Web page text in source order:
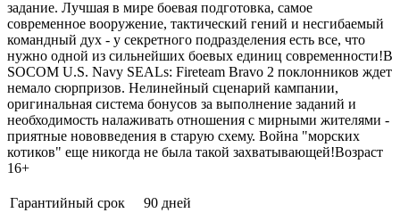
задание. Лучшая в мире боевая подготовка, самое
современное вооружение, тактический гений и несгибаемый
командный дух - у секретного подразделения есть все, что
нужно одной из сильнейших боевых единиц современности!В
SOCOM U.S. Navy SEALs: Fireteam Bravo 2 поклонников ждет
немало сюрпризов. Нелинейный сценарий кампании,
оригинальная система бонусов за выполнение заданий и
необходимость налаживать отношения с мирными жителями -
приятные нововведения в старую схему. Война "морских
котиков" еще никогда не была такой захватывающей!Возраст
16+
Гарантийный срок
90 дней